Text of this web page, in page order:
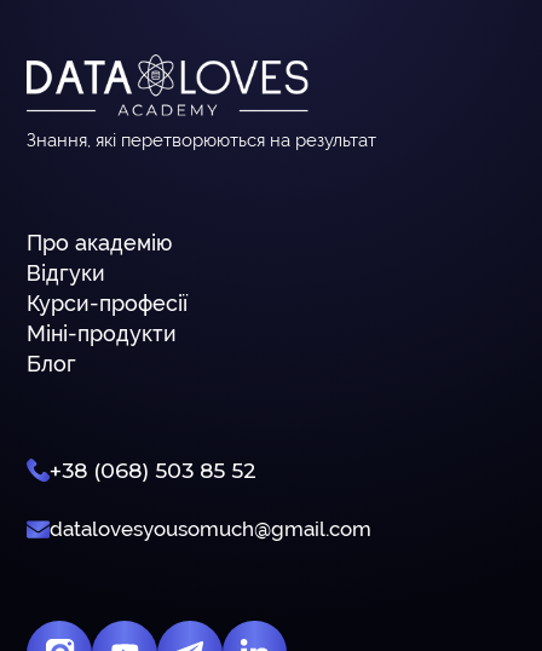
Знання, які перетворюються на результат
Про академію
Відгуки
Курси-професії
Міні-продукти
Блог
+38 (068) 503 85 52
datalovesyousomuch@gmail.com